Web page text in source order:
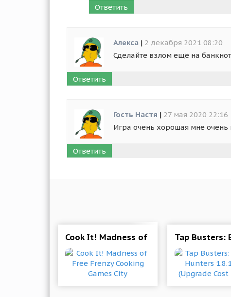
Ответить
Алекса | 2 декабря 2021 08:20
Сделайте взлом ещё на
Ответить
Гость Настя | 27 мая 2020 22:16
Игра очень хорошая мне очень
Ответить
Cook It! Madness of Free Frenzy Cooking
Tap Busters: